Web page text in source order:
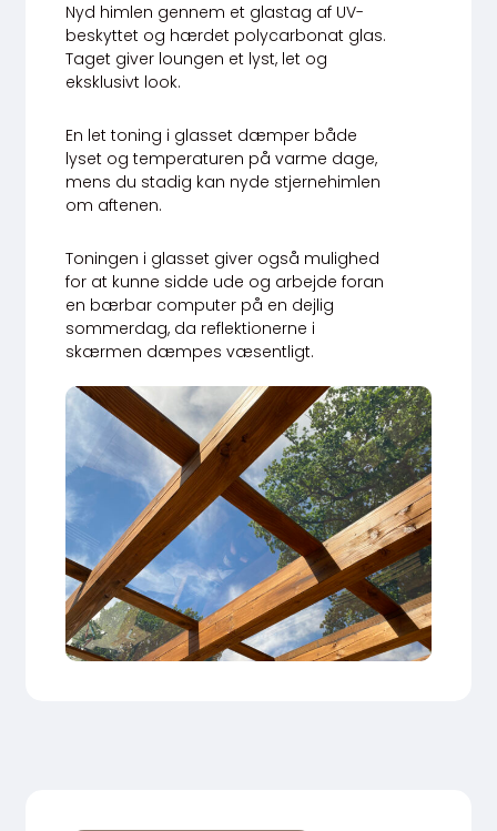
Nyd himlen gennem et glastag af UV-
beskyttet og hærdet polycarbonat glas.
Taget giver loungen et lyst, let og
eksklusivt look.
En let toning i glasset dæmper både
lyset og temperaturen på varme dage,
mens du stadig kan nyde stjernehimlen
om aftenen.
Toningen i glasset giver også mulighed
for at kunne sidde ude og arbejde foran
en bærbar computer på en dejlig
sommerdag, da reflektionerne i
skærmen dæmpes væsentligt.